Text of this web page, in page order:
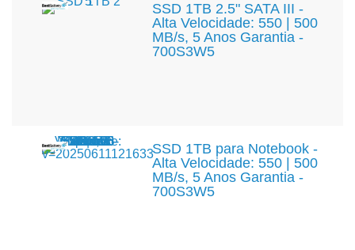
SSD 1TB 2.5" SATA III -
Alta Velocidade: 550 | 500
MB/s, 5 Anos Garantia -
700S3W5
SSD 1TB para Notebook -
Alta Velocidade: 550 | 500
MB/s, 5 Anos Garantia -
700S3W5